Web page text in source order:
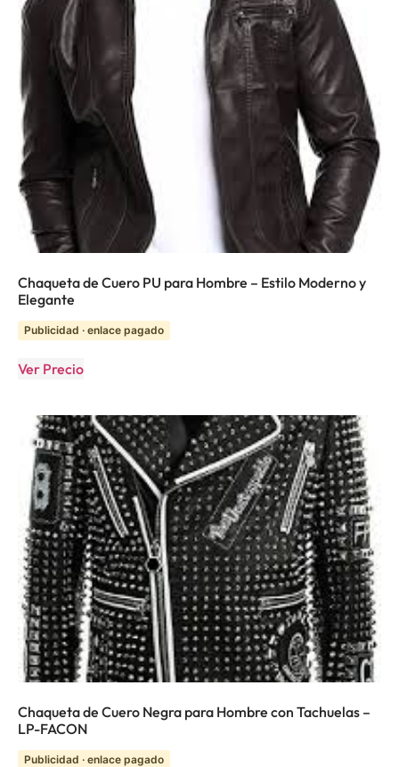
Chaqueta de Cuero PU para Hombre – Estilo Moderno y
Elegante
Publicidad · enlace pagado
Ver Precio
Chaqueta de Cuero Negra para Hombre con Tachuelas –
LP-FACON
Publicidad · enlace pagado